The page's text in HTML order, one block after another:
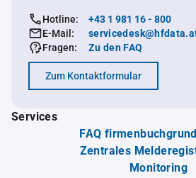
Hotline:
+43 1 981 16 - 800
E-Mail:
Fragen:
Zu den FAQ
Zum Kontaktformular
Services
FAQ
Zentrales
Monitoring